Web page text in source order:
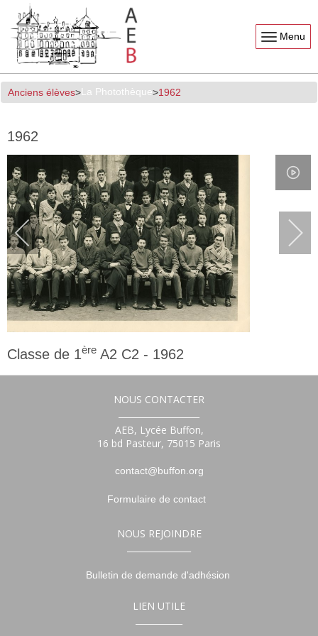
Menu
Anciens élèves La Photothèque 1962
1962
Classe de 1ère A2 C2 - 1962
1ère
NOUS CONTACTER
AEB, Lycée Buffon,
16 bd Pasteur, 75015 Paris
contact@buffon.org
Formulaire de contact
NOUS REJOINDRE
Bulletin de demande d'adhésion
LIEN UTILE